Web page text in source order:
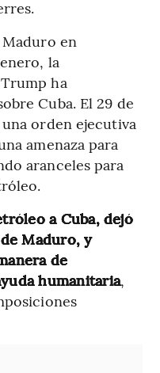
en
la
ha
Cuba. El 29 de
orden ejecutiva
amenaza para
aranceles para
a Cuba, dejó
Maduro, y
de
humanitaria,